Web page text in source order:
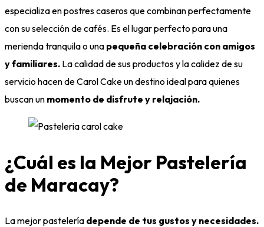
especializa en postres caseros que combinan perfectamente
con su selección de cafés. Es el lugar perfecto para una
merienda tranquila o una pequeña celebración con amigos
y familiares. La calidad de sus productos y la calidez de su
servicio hacen de Carol Cake un destino ideal para quienes
buscan un momento de disfrute y relajación.
¿Cuál es la Mejor Pastelería
de Maracay?
La mejor pastelería depende de tus gustos y necesidades.